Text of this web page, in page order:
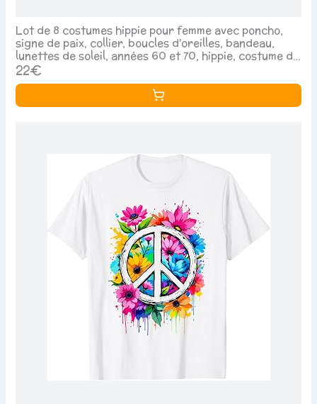
Lot de 8 costumes hippie pour femme avec poncho,
signe de paix, collier, boucles d'oreilles, bandeau,
lunettes de soleil, années 60 et 70, hippie, costume de
carnaval pour femme
22€